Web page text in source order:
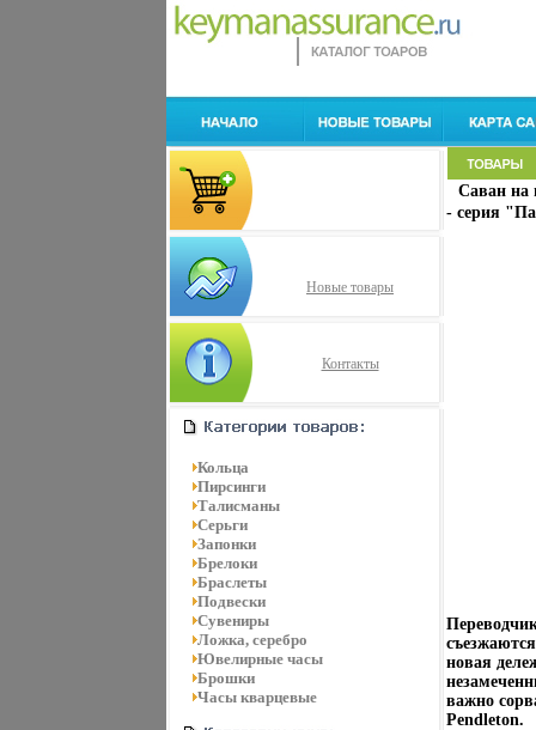
Новые товары
Контакты
Кольца
Пирсинги
Талисманы
Серьги
Запонки
Брелоки
Браслеты
Подвески
Сувениры
Ложка, серебро
Ювелирные часы
Брошки
Часы кварцевые
Саван на
- серия
новая
важно
Pendleton.